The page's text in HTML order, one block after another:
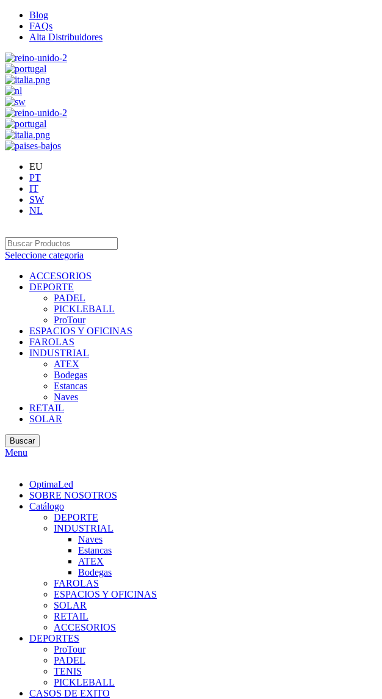
Blog
FAQs
Alta Distribuidores
EU
PT
IT
SW
NL
Seleccione categoria
ACCESORIOS
DEPORTE
PADEL
PICKLEBALL
ProTour
ESPACIOS Y OFICINAS
FAROLAS
INDUSTRIAL
ATEX
Bodegas
Estancas
Naves
RETAIL
SOLAR
Buscar
Menu
OptimaLed
SOBRE NOSOTROS
Catálogo
DEPORTE
INDUSTRIAL
Naves
Estancas
ATEX
Bodegas
FAROLAS
ESPACIOS Y OFICINAS
SOLAR
RETAIL
ACCESORIOS
DEPORTES
ProTour
PADEL
TENIS
PICKLEBALL
CASOS DE EXITO